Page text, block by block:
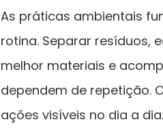
As práticas ambientais
rotina. Separar resíduos,
melhor materiais e
dependem de repetição.
ações visíveis no dia a dia.